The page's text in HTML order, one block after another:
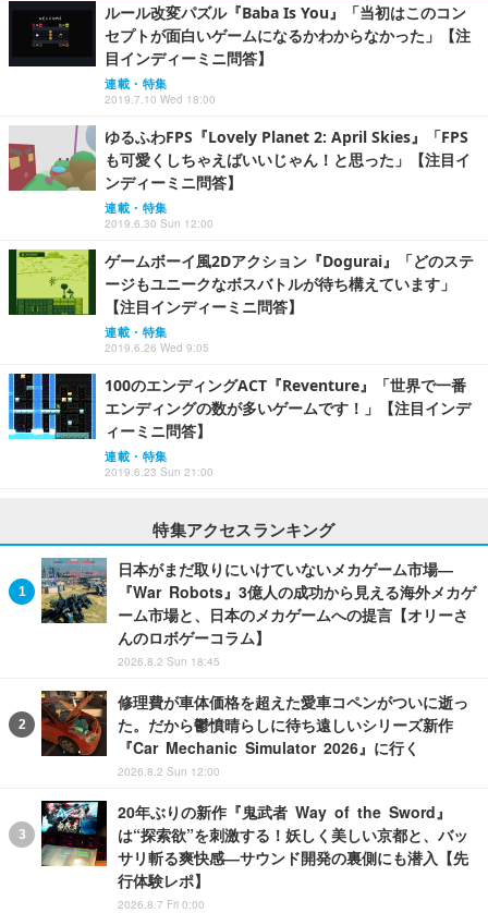
ルール改変パズル『Baba Is You』「当初はこのコン
セプトが面白いゲームになるかわからなかった」【注
目インディーミニ問答】
連載・特集
2019.7.10 Wed 18:00
ゆるふわFPS『Lovely Planet 2: April Skies』「FPS
も可愛くしちゃえばいいじゃん！と思った」【注目イ
ンディーミニ問答】
連載・特集
2019.6.30 Sun 12:00
ゲームボーイ風2Dアクション『Dogurai』「どのステ
ージもユニークなボスバトルが待ち構えています」
【注目インディーミニ問答】
連載・特集
2019.6.26 Wed 9:05
100のエンディングACT『Reventure』「世界で一番
エンディングの数が多いゲームです！」【注目インデ
ィーミニ問答】
連載・特集
2019.6.23 Sun 21:00
特集アクセスランキング
日本がまだ取りにいけていないメカゲーム市場―
『War Robots』3億人の成功から見える海外メカゲ
ーム市場と、日本のメカゲームへの提言【オリーさ
んのロボゲーコラム】
2026.8.2 Sun 18:45
修理費が車体価格を超えた愛車コペンがついに逝っ
た。だから鬱憤晴らしに待ち遠しいシリーズ新作
『Car Mechanic Simulator 2026』に行く
2026.8.2 Sun 12:00
20年ぶりの新作『鬼武者 Way of the Sword』
は“探索欲”を刺激する！妖しく美しい京都と、バッ
サリ斬る爽快感―サウンド開発の裏側にも潜入【先
行体験レポ】
2026.8.7 Fri 0:00